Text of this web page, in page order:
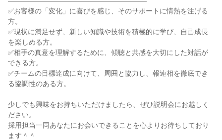
✅お客様の「変化」に喜びを感じ、そのサポートに情熱を注げる
方。
✅現状に満足せず、新しい知識や技術を積極的に学び、自己成長
を楽しめる方。
✅相手の真意を理解するために、傾聴と共感を大切にした対話が
できる方。
✅チームの目標達成に向けて、周囲と協力し、報連相を徹底でき
る協調性のある方。
少しでも興味をお持ちいただけましたら、ぜひ説明会にお越しく
ださい。
採用担当一同あなたにお会いできることを心よりお待ちしており
ます＾＾